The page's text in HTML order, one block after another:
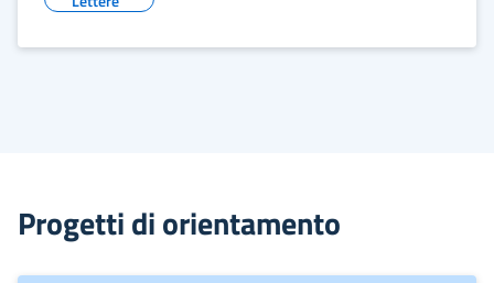
Progetti di orientamento